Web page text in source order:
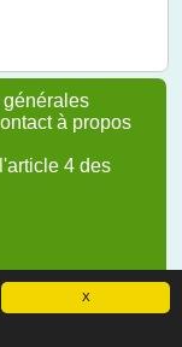
X
à propos
4 des